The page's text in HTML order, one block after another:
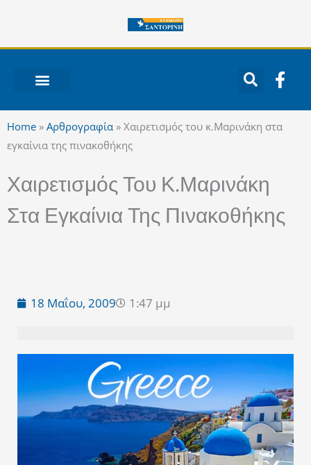
περιεχόμενο
F
a
e
b
f
Home » Αρθρογραφία » Χαιρετισμός του κ.Μαρινάκη στα
εγκαίνια της πινακοθήκης
Χαιρετισμός Του Κ.Μαρινάκη
Στα Εγκαίνια Της Πινακοθήκης
18 Μαΐου, 2009 1:47 μμ